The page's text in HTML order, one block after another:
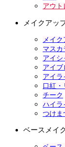
アウト
メイクアッ
メイ
マスカ
アイシ
アイブ
アイラ
口紅
チーク
ハイラ
つけま
ベースメイ